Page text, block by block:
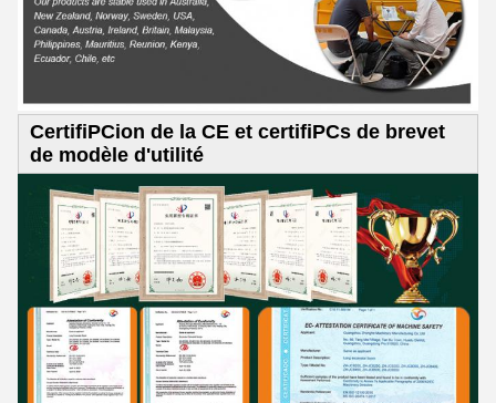
CertifiPCion de la CE et certifiPCs de brevet
de modèle d'utilité